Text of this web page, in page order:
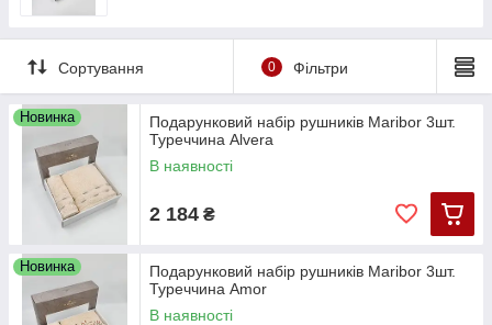
Сортування 0 Фільтри
Новинка
Подарунковий набір рушників Maribor 3шт.
Туреччина Alvera
В наявності
2 184 ₴
Новинка
Подарунковий набір рушників Maribor 3шт.
Туреччина Amor
В наявності